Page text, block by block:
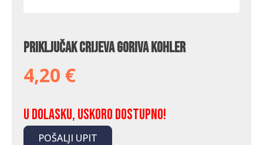
Priključak crijeva goriva Kohler
4,20 €
U dolasku, uskoro dostupno!
POŠALJI UPIT